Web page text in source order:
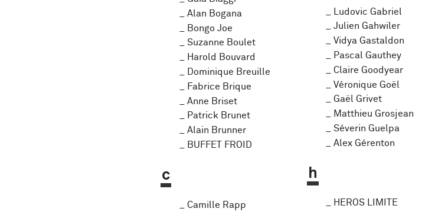
Alan Bogana
Bongo Joe
Suzanne Boulet
Harold Bouvard
Dominique Breuille
Fabrice Brique
Anne Briset
Patrick Brunet
Alain Brunner
BUFFET FROID
c
Camille Rapp
Ludovic Gabriel
Julien Gahwiler
Vidya Gastaldon
Pascal Gauthey
Claire Goodyear
Véronique Goël
Gaël Grivet
Matthieu Grosjean
Séverin Guelpa
Alex Gérenton
h
HEROS LIMITE